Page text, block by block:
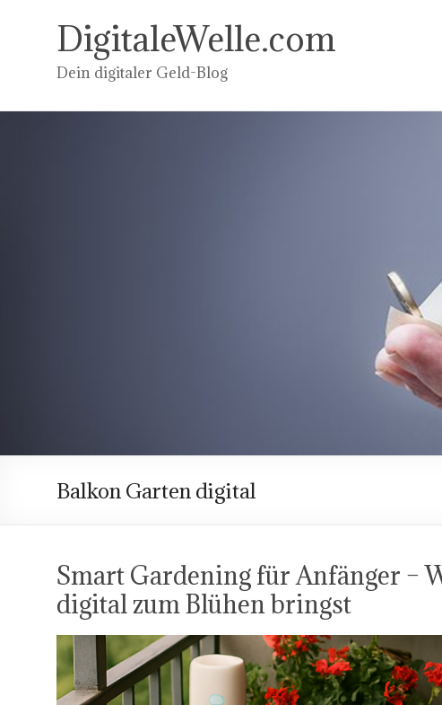
DigitaleWelle.com
Dein digitaler Geld-Blog
Balkon Garten digital
Smart Gardening für Anfänger –
digital zum Blühen bringst